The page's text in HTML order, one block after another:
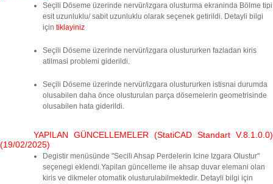
Seçili Döseme üzerinde nervür/izgara olusturma ekraninda Bölme tipi
esit uzunluklu/ sabit uzunluklu olarak seçenek getirildi. Detayli bilgi
için tiklayiniz
Seçili Döseme üzerinde nervür/izgara olustururken fazladan kiris
atilmasi problemi giderildi.
Seçili Döseme üzerinde nervür/izgara olustururken istisnai durumda
olusabilen daha önce olusturulan parça dösemelerin geometrisinde
olusabilen hata giderildi.
YAPILAN GÜNCELLEMELER (StatiCAD Standart V.8.1.0.0)
(19/02/2025)
Degistir menüsünde "Secili Ahsap Perdelerin Icine Izgara Olustur"
seçenegi eklendi.Yapilan güncelleme ile ahsap duvar elemani olan
kiris ve dikmeler otomatik olusturulabilmektedir. Detayli bilgi için